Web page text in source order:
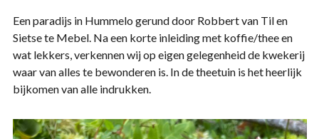
Een paradijs in Hummelo gerund door Robbert van Til en
Sietse te Mebel. Na een korte inleiding met koffie/thee en
wat lekkers, verkennen wij op eigen gelegenheid de kwekerij
waar van alles te bewonderen is. In de theetuin is het heerlijk
bijkomen van alle indrukken.